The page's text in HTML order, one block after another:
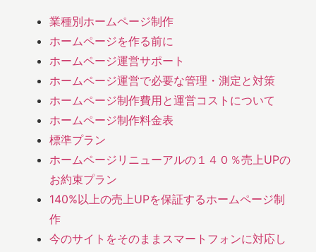
業種別ホームページ制作
ホームページを作る前に
ホームページ運営サポート
ホームページ運営で必要な管理・測定と対策
ホームページ制作費用と運営コストについて
ホームページ制作料金表
標準プラン
ホームページリニューアルの１４０％売上UPの
お約束プラン
140%以上の売上UPを保証するホームページ制
作
今のサイトをそのままスマートフォンに対応し